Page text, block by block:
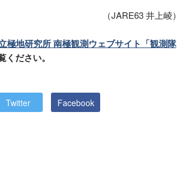
（JARE63 井上崚）
極地研究所 南極観測ウェブサイト「観測隊
ください。
Twitter Facebook